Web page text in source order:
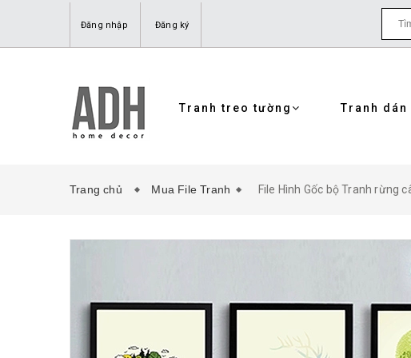
Đăng nhập Đăng ký
Tranh treo tường Tranh dán
Trang chủ Mua File Tranh File Hình Gốc bộ Tranh rừng